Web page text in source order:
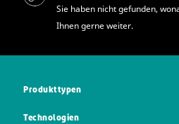
Sie haben nicht gefunden,
Ihnen gerne weiter.
Produkttypen
Technologien